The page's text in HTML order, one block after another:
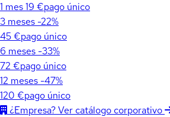
1 mes19 €pago único
3 meses -22%
45 €pago único
6 meses -33%
72 €pago único
12 meses -47%
120 €pago único
¿Empresa? Ver catálogo corporativo